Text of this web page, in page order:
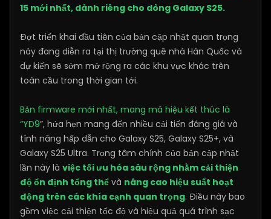
15 mới nhất, dành riêng cho dòng Galaxy S25.
Đợt triển khai đầu tiên của bản cập nhật quan trọng
này đang diễn ra tại thị trường quê nhà Hàn Quốc và
dự kiến sẽ sớm mở rộng ra các khu vực khác trên
toàn cầu trong thời gian tới.
Bản firmware mới nhất, mang mã hiệu kết thúc là
“YD9”, hứa hẹn mang đến nhiều cải tiến đáng giá và
tính năng hấp dẫn cho Galaxy S25, Galaxy S25+, và
Galaxy S25 Ultra. Trọng tâm chính của bản cập nhật
lần này là việc tối ưu hóa sâu rộng nhằm cải thiện
độ ổn định tổng thể và nâng cao hiệu suất hoạt
động trên các khía cạnh quan trọng. Điều này bao
gồm việc cải thiện tốc độ và hiệu quả quá trình sạc